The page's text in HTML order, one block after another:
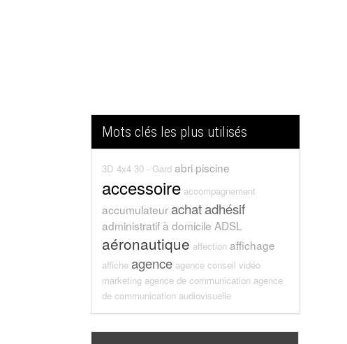
Mots clés les plus utilisés
3D 4x4 30 - Gard abri piscine
accessoire accompagnement
accumulateurachatadhésif
administratifà domicile ADSL
aéronautique affection affichage
affiche agence agence conseil vidéo
marketing agence de communication agence
de communication audiovisuelle